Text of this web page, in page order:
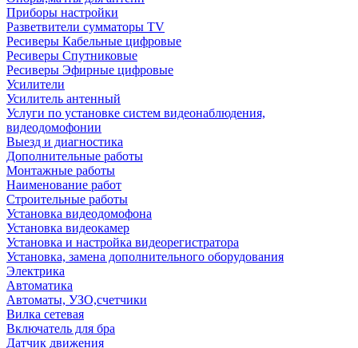
Приборы настройки
Разветвители сумматоры TV
Ресиверы Кабельные цифровые
Ресиверы Спутниковые
Ресиверы Эфирные цифровые
Усилители
Усилитель антенный
Услуги по установке систем видеонаблюдения,
видеодомофонии
Выезд и диагностика
Дополнительные работы
Монтажные работы
Наименование работ
Строительные работы
Установка видеодомофона
Установка видеокамер
Установка и настройка видеорегистратора
Установка, замена дополнительного оборудования
Электрика
Автоматика
Автоматы, УЗО,счетчики
Вилка сетевая
Включатель для бра
Датчик движения